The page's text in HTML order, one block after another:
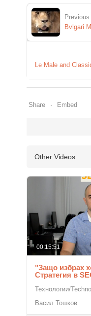
Previous
Share Embed
Other Videos
00:15:51
"Защо избрах
Стратегия в
Технологии/
Васил Тошков